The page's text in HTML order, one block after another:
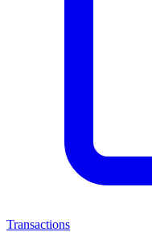
Transactions